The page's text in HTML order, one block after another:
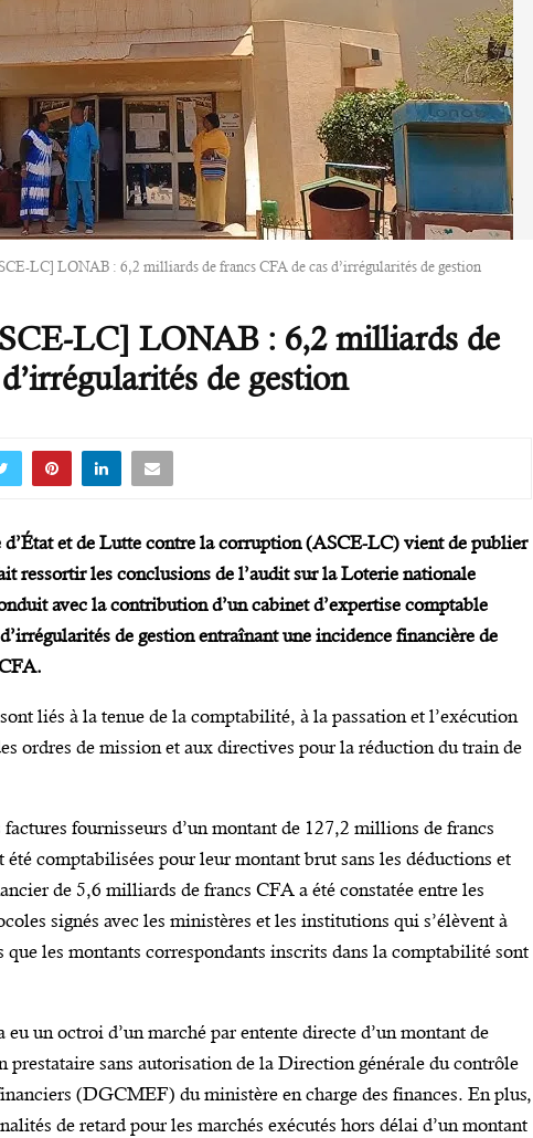
LC] LONAB : 6,2 milliards de francs CFA de cas d’irrégularités de gestion
LC] LONAB : 6,2 milliards de
de gestion
et de Lutte contre la corruption (ASCE-LC) vient de publier
ressortir les conclusions de l’audit sur la Loterie nationale
avec la contribution d’un cabinet d’expertise comptable
de gestion entraînant une incidence financière de
liés à la tenue de la comptabilité, à la passation et l’exécution
ordres de mission et aux directives pour la réduction du train de
fournisseurs d’un montant de 127,2 millions de francs
été comptabilisées pour leur montant brut sans les déductions et
de 5,6 milliards de francs CFA a été constatée entre les
signés avec les ministères et les institutions qui s’élèvent à
les montants correspondants inscrits dans la comptabilité sont
un octroi d’un marché par entente directe d’un montant de
prestataire sans autorisation de la Direction générale du contrôle
(DGCMEF) du ministère en charge des finances. En plus,
de retard pour les marchés exécutés hors délai d’un montant